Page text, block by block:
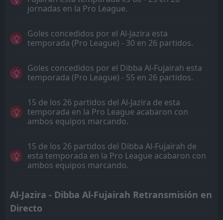
jornadas en la Pro League.
Goles concedidos por el Al-Jazira esta
temporada (Pro League) - 30 en 26 partidos.
Goles concedidos por el Dibba Al-Fujairah esta
temporada (Pro League) - 55 en 26 partidos.
15 de los 26 partidos del Al-Jazira de esta
temporada en la Pro League acabaron con
ambos equipos marcando.
15 de los 26 partidos del Dibba Al-Fujairah de
esta temporada en la Pro League acabaron con
ambos equipos marcando.
Al-Jazira - Dibba Al-Fujairah Retransmisión en
Directo